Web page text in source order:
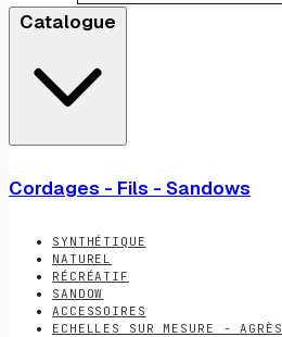
Catalogue
Cordages - Fils - Sandows
SYNTHÉTIQUE
NATUREL
RÉCRÉATIF
SANDOW
ACCESSOIRES
ECHELLES SUR MESURE - AGRÈS